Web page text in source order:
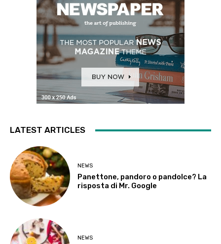
LATEST ARTICLES
NEWS
Panettone, pandoro o pandolce? La
risposta di Mr. Google
NEWS